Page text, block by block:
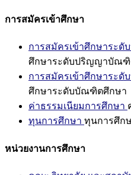
การสมัครเข้าศึกษา
การสมัครเข้าศึกษาระ
ศึกษาระดับปริญญาบัณ
การสมัครเข้าศึกษาระ
ศึกษาระดับบัณฑิตศึกษา
ค่าธรรมเนียมการศึกษา
ทุนการศึกษา ทุนการศึก
หน่วยงานการศึกษา